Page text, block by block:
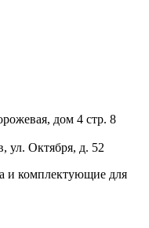
дом 4 стр. 8
ул. Октября, д. 52
и комплектующие для